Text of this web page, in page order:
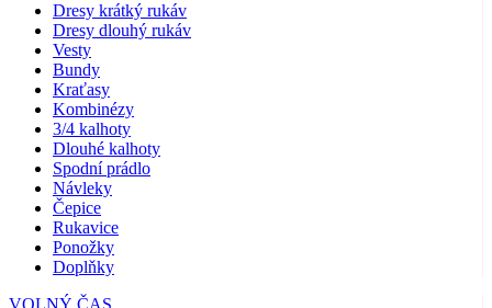
Dresy krátký rukáv
Dresy dlouhý rukáv
Vesty
Bundy
Kraťasy
Kombinézy
3/4 kalhoty
Dlouhé kalhoty
Spodní prádlo
Návleky
Čepice
Rukavice
Ponožky
Doplňky
VOLNÝ ČAS